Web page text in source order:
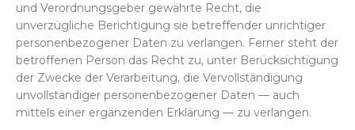
und Verordnungsgeber gewährte Recht, die
unverzügliche Berichtigung sie betreffender unrichtiger
personenbezogener Daten zu verlangen. Ferner steht der
betroffenen Person das Recht zu, unter Berücksichtigung
der Zwecke der Verarbeitung, die Vervollständigung
unvollständiger personenbezogener Daten — auch
mittels einer ergänzenden Erklärung — zu verlangen.